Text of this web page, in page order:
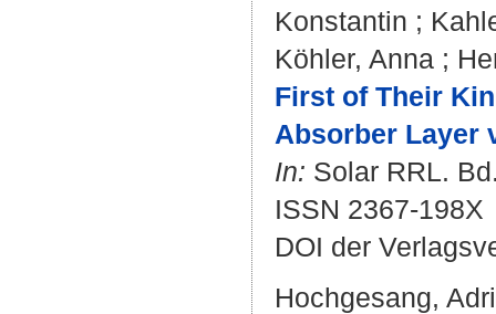
Konstantin ;
Köhler, Anna ;
First of Their
Absorber Layer
In: Solar RRL.
ISSN 2367-198X
DOI der
Hochgesang,